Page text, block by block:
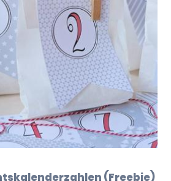
(Freebie)